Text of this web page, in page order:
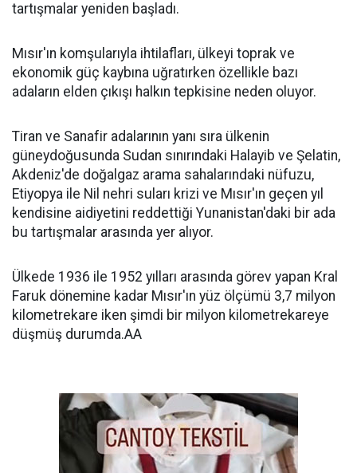
tartışmalar yeniden başladı.
Mısır'ın komşularıyla ihtilafları, ülkeyi toprak ve
ekonomik güç kaybına uğratırken özellikle bazı
adaların elden çıkışı halkın tepkisine neden oluyor.
Tiran ve Sanafir adalarının yanı sıra ülkenin
güneydoğusunda Sudan sınırındaki Halayib ve Şelatin,
Akdeniz'de doğalgaz arama sahalarındaki nüfuzu,
Etiyopya ile Nil nehri suları krizi ve Mısır'ın geçen yıl
kendisine aidiyetini reddettiği Yunanistan'daki bir ada
bu tartışmalar arasında yer alıyor.
Ülkede 1936 ile 1952 yılları arasında görev yapan Kral
Faruk dönemine kadar Mısır'ın yüz ölçümü 3,7 milyon
kilometrekare iken şimdi bir milyon kilometrekareye
düşmüş durumda.AA